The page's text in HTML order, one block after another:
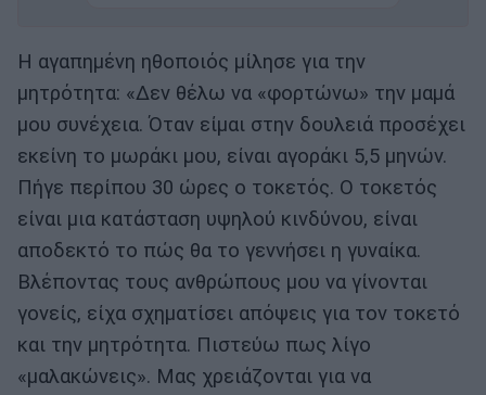
Η αγαπημένη ηθοποιός μίλησε για την
μητρότητα: «Δεν θέλω να «φορτώνω» την μαμά
μου συνέχεια. Όταν είμαι στην δουλειά προσέχει
εκείνη το μωράκι μου, είναι αγοράκι 5,5 μηνών.
Πήγε περίπου 30 ώρες ο τοκετός. Ο τοκετός
είναι μια κατάσταση υψηλού κινδύνου, είναι
αποδεκτό το πώς θα το γεννήσει η γυναίκα.
Βλέποντας τους ανθρώπους μου να γίνονται
γονείς, είχα σχηματίσει απόψεις για τον τοκετό
και την μητρότητα. Πιστεύω πως λίγο
«μαλακώνεις». Μας χρειάζονται για να